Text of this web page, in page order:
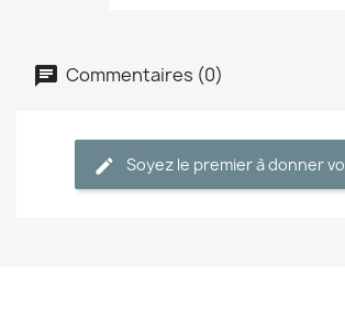
Commentaires (0)
Soyez le premier à donner